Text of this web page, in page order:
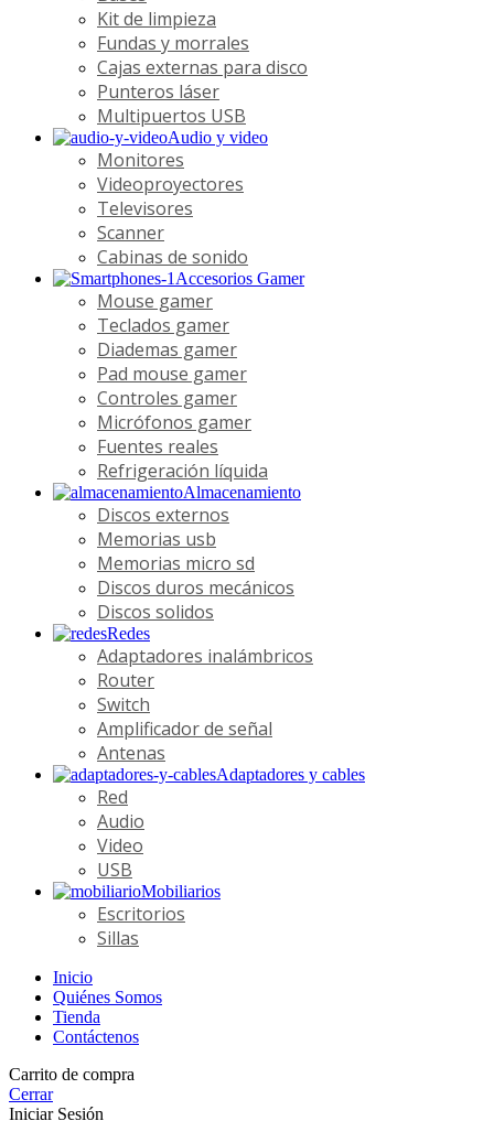
Kit de limpieza
Fundas y morrales
Cajas externas para disco
Punteros láser
Multipuertos USB
Audio y video
Monitores
Videoproyectores
Televisores
Scanner
Cabinas de sonido
Accesorios Gamer
Mouse gamer
Teclados gamer
Diademas gamer
Pad mouse gamer
Controles gamer
Micrófonos gamer
Fuentes reales
Refrigeración líquida
Almacenamiento
Discos externos
Memorias usb
Memorias micro sd
Discos duros mecánicos
Discos solidos
Redes
Adaptadores inalámbricos
Router
Switch
Amplificador de señal
Antenas
Adaptadores y cables
Red
Audio
Video
USB
Mobiliarios
Escritorios
Sillas
Inicio
Quiénes Somos
Tienda
Contáctenos
Carrito de compra
Cerrar
Iniciar Sesión